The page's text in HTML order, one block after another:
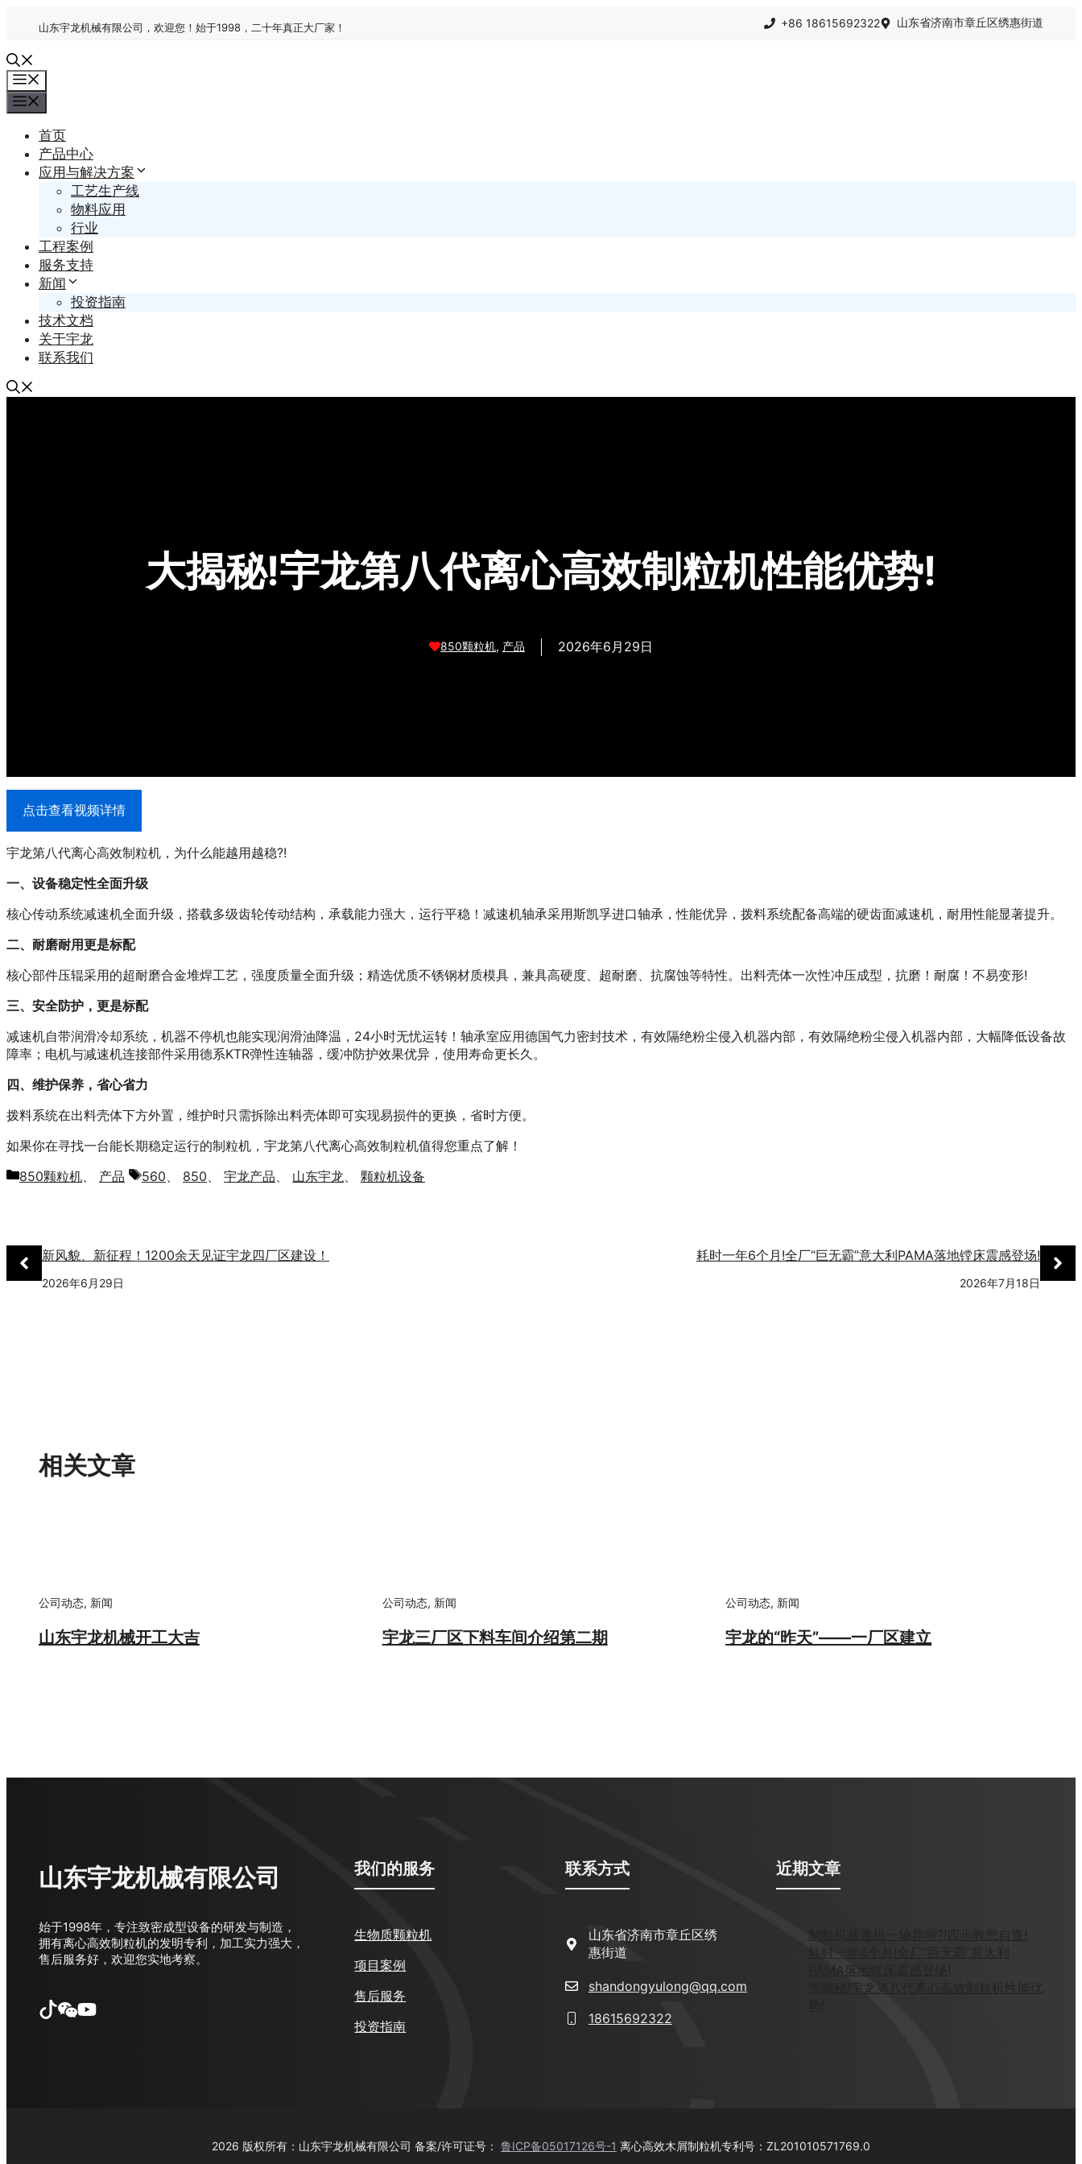
内
容
山东宇龙机械有限公司，欢迎您！始于1998，二十年真正大厂家！ +86 18615692322 山东省济南市章丘区绣惠街道
首页
产品中心
应用与解决方案
工艺生产线
物料应用
行业
工程案例
服务支持
新闻
投资指南
技术文档
关于宇龙
联系我们
大揭秘!宇龙第八代离心高效制粒机性能优势!
850颗粒机, 产品 2026年6月29日
点击查看视频详情
宇龙第八代离心高效制粒机，为什么能越用越稳?!
一、设备稳定性全面升级
核心传动系统减速机全面升级，搭载多级齿轮传动结构，承载能力强大，运行平稳！减速机轴承采用斯凯孚进口轴承，性能优异，拨料系统配备高端的硬齿面减速机，耐用性能显著提升。
二、耐磨耐用更是标配
核心部件压辊采用的超耐磨合金堆焊工艺，强度质量全面升级；精选优质不锈钢材质模具，兼具高硬度、超耐磨、抗腐蚀等特性。出料壳体一次性冲压成型，抗磨！耐腐！不易变形!
三、安全防护，更是标配
减速机自带润滑冷却系统，机器不停机也能实现润滑油降温，24小时无忧运转！轴承室应用德国气力密封技术，有效隔绝粉尘侵入机器内部，有效隔绝粉尘侵入机器内部，大幅降低设备故
障率；电机与减速机连接部件采用德系KTR弹性连轴器，缓冲防护效果优异，使用寿命更长久。
四、维护保养，省心省力
拨料系统在出料壳体下方外置，维护时只需拆除出料壳体即可实现易损件的更换，省时方便。
如果你在寻找一台能长期稳定运行的制粒机，宇龙第八代离心高效制粒机值得您重点了解！
分
850颗粒机、 产品
标
560、 850、 宇龙产品、 山东宇龙、 颗粒机设备
新风貌、新征程！1200余天见证宇龙四厂区建设！
2026年6月29日
耗时一年6个月!全厂“巨无霸”意大利PAMA落地镗床震感登场!
2026年7月18日
相关文章
公司动态, 新闻
山东宇龙机械开工大吉
公司动态, 新闻
宇龙三厂区下料车间介绍第二期
公司动态, 新闻
宇龙的“昨天”——一厂区建立
山东宇龙机械有限公司
始于1998年，专注致密成型设备的研发与制造，
拥有离心高效制粒机的发明专利，加工实力强大，
售后服务好，欢迎您实地考察。
我们的服务
生物质颗粒机
项目案例
售后服务
投资指南
联系方式
山东省济南市章丘区绣
惠街道
shandongyulong@qq.com
18615692322
近期文章
耗时一年6个月!全厂“巨无霸”意大利
PAMA落地镗床震感登场!
大揭秘!宇龙第八代离心高效制粒机性能优
2026 版权所有：山东宇龙机械有限公司 备案/许可证号： 鲁ICP备05017126号-1 离心高效木屑制粒机专利号：ZL201010571769.0